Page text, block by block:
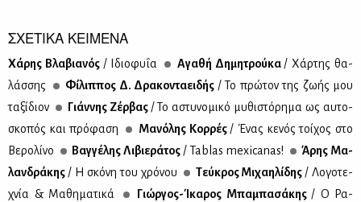
ΣΧΕΤΙΚΑ ΚΕΙΜΕΝΑ
Χά­ρης Βλα­βια­νός / Ιδιο­φυ­ΐα Αγα­θή Δη­μη­τρού­κα/ Χάρ­της θα­
λάσ­σης
Φί­λιπ­πος Δ. Δρα­κο­ντα­ει­δής / Το πρώ­τον της ζω­ής μου
τα­ξί­διον
Γιάν­νης Ζέρ­βας/ Το αστυ­νο­μι­κό μυ­θι­στό­ρη­μα ως αυ­το­
σκο­πός και πρό­φα­ση
Μα­νό­λης Κορ­ρές/ Ένας κε­νός τοί­χος στο
Βε­ρο­λί­νο
Βαγ­γέ­λης Λι­βιε­ρά­τος/ Tablas mexicanas!
Άρης Μα­
λαν­δρά­κης/ Η σκό­νη του χρό­νου Τεύ­κρος Μι­χαη­λί­δης/ Λο­γο­τε­
χνία & Μα­θη­μα­τι­κά
Γιώρ­γος-Ίκα­ρος Μπα­μπα­σά­κης / Ο Ρα­